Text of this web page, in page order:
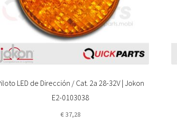
LED de Dirección / Cat. 2a 28-32V | Jokon
E2-0103038
€37,28